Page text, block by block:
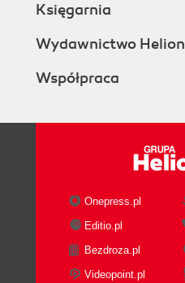
Księgarnia
Wydawnictwo Helion
Współpraca
Onepress.pl
Editio.pl
Bezdroza.pl
Videopoint.pl